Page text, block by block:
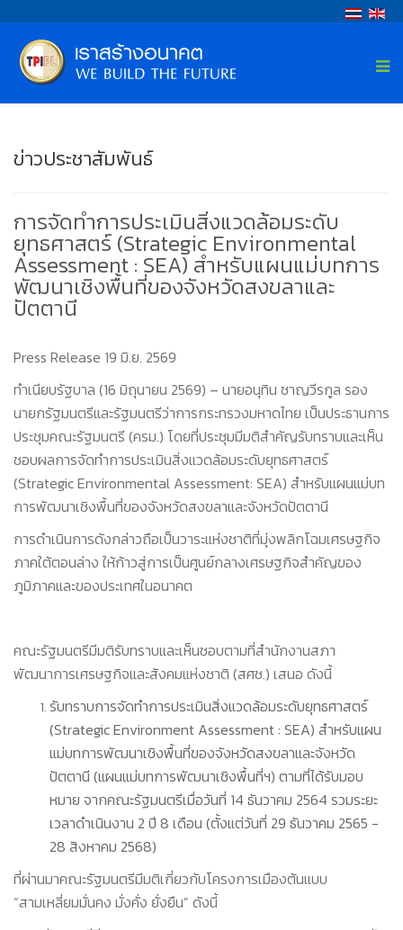
ข่าวประชาสัมพันธ์
การจัดทำการประเมินสิ่งแวดล้อมระดับ
ยุทธศาสตร์ (Strategic Environmental
Assessment : SEA) สำหรับแผนแม่บทการ
พัฒนาเชิงพื้นที่ของจังหวัดสงขลาและ
ปัตตานี
Press Release 19 มิ.ย. 2569
ทำเนียบรัฐบาล (16 มิถุนายน 2569) – นายอนุทิน ชาญวีรกูล รอง
นายกรัฐมนตรีและรัฐมนตรีว่าการกระทรวงมหาดไทย เป็นประธานการ
ประชุมคณะรัฐมนตรี (ครม.) โดยที่ประชุมมีมติสำคัญรับทราบและเห็น
ชอบผลการจัดทำการประเมินสิ่งแวดล้อมระดับยุทธศาสตร์
(Strategic Environmental Assessment: SEA) สำหรับแผนแม่บท
การพัฒนาเชิงพื้นที่ของจังหวัดสงขลาและจังหวัดปัตตานี
การดำเนินการดังกล่าวถือเป็นวาระแห่งชาติที่มุ่งพลิกโฉมเศรษฐกิจ
ภาคใต้ตอนล่าง ให้ก้าวสู่การเป็นศูนย์กลางเศรษฐกิจสำคัญของ
ภูมิภาคและของประเทศในอนาคต
คณะรัฐมนตรีมีมติรับทราบและเห็นชอบตามที่สำนักงานสภา
พัฒนาการเศรษฐกิจและสังคมแห่งชาติ (สศช.) เสนอ ดังนี้
รับทราบการจัดทำการประเมินสิ่งแวดล้อมระดับยุทธศาสตร์
(Strategic Environment Assessment : SEA) สำหรับแผน
แม่บทการพัฒนาเชิงพื้นที่ของจังหวัดสงขลาและจังหวัด
ปัตตานี (แผนแม่บทการพัฒนาเชิงพื้นที่ฯ) ตามที่ได้รับมอบ
หมาย จากคณะรัฐมนตรีเมื่อวันที่ 14 ธันวาคม 2564 รวมระยะ
เวลาดำเนินงาน 2 ปี 8 เดือน (ตั้งแต่วันที่ 29 ธันวาคม 2565 -
28 สิงหาคม 2568)
ที่ผ่านมาคณะรัฐมนตรีมีมติเกี่ยวกับโครงการเมืองต้นแบบ
“สามเหลี่ยมมั่นคง มั่งคั่ง ยั่งยืน” ดังนี้